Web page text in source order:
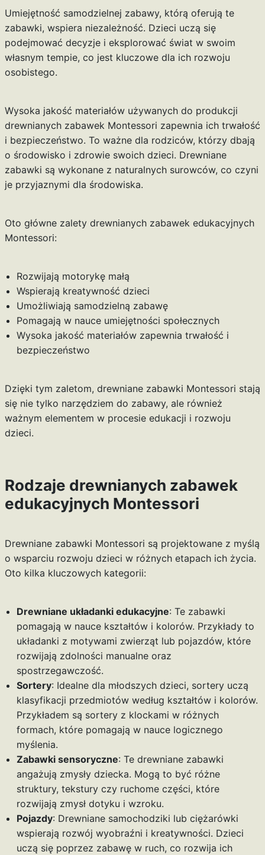
Umiejętność samodzielnej zabawy, którą oferują te
zabawki, wspiera niezależność. Dzieci uczą się
podejmować decyzje i eksplorować świat w swoim
własnym tempie, co jest kluczowe dla ich rozwoju
osobistego.
Wysoka jakość materiałów używanych do produkcji
drewnianych zabawek Montessori zapewnia ich trwałość
i bezpieczeństwo. To ważne dla rodziców, którzy dbają
o środowisko i zdrowie swoich dzieci. Drewniane
zabawki są wykonane z naturalnych surowców, co czyni
je przyjaznymi dla środowiska.
Oto główne zalety drewnianych zabawek edukacyjnych
Montessori:
Rozwijają motorykę małą
Wspierają kreatywność dzieci
Umożliwiają samodzielną zabawę
Pomagają w nauce umiejętności społecznych
Wysoka jakość materiałów zapewnia trwałość i
bezpieczeństwo
Dzięki tym zaletom, drewniane zabawki Montessori stają
się nie tylko narzędziem do zabawy, ale również
ważnym elementem w procesie edukacji i rozwoju
dzieci.
Rodzaje drewnianych zabawek
edukacyjnych Montessori
Drewniane zabawki Montessori są projektowane z myślą
o wsparciu rozwoju dzieci w różnych etapach ich życia.
Oto kilka kluczowych kategorii:
Drewniane układanki edukacyjne: Te zabawki
pomagają w nauce kształtów i kolorów. Przykłady to
układanki z motywami zwierząt lub pojazdów, które
rozwijają zdolności manualne oraz
spostrzegawczość.
Sortery: Idealne dla młodszych dzieci, sortery uczą
klasyfikacji przedmiotów według kształtów i kolorów.
Przykładem są sortery z klockami w różnych
formach, które pomagają w nauce logicznego
myślenia.
Zabawki sensoryczne: Te drewniane zabawki
angażują zmysły dziecka. Mogą to być różne
struktury, tekstury czy ruchome części, które
rozwijają zmysł dotyku i wzroku.
Pojazdy: Drewniane samochodziki lub ciężarówki
wspierają rozwój wyobraźni i kreatywności. Dzieci
uczą się poprzez zabawę w ruch, co rozwija ich